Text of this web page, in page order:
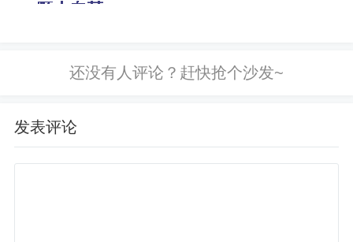
3. 费用支付流程：养老机构在 “民政通” 上传入住协议及长
过平台支付自付部分 600 元（1200-600）。
发表评论